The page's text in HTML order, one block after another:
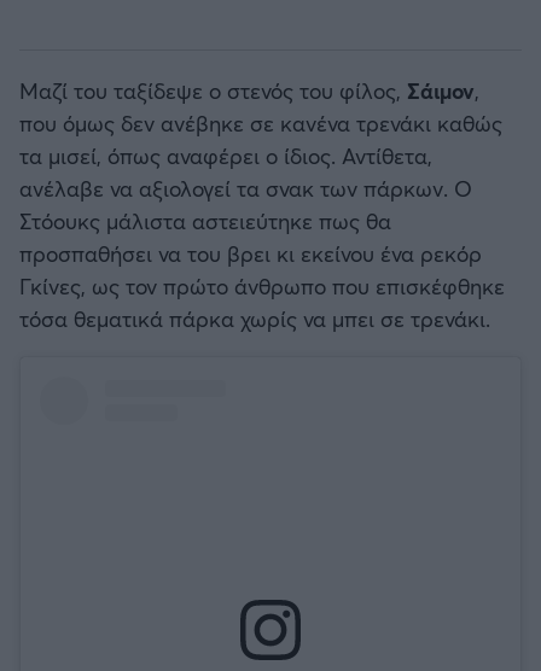
Μαζί του ταξίδεψε ο στενός του φίλος, Σάιμον,
που όμως δεν ανέβηκε σε κανένα τρενάκι καθώς
τα μισεί, όπως αναφέρει ο ίδιος. Αντίθετα,
ανέλαβε να αξιολογεί τα σνακ των πάρκων. Ο
Στόουκς μάλιστα αστειεύτηκε πως θα
προσπαθήσει να του βρει κι εκείνου ένα ρεκόρ
Γκίνες, ως τον πρώτο άνθρωπο που επισκέφθηκε
τόσα θεματικά πάρκα χωρίς να μπει σε τρενάκι.